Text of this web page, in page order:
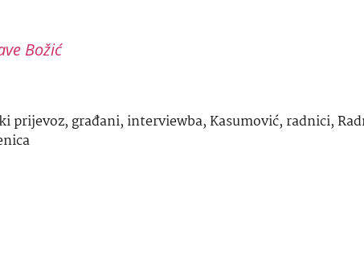
Božić
prijevoz, građani, interviewba,Kasumović, radnici,